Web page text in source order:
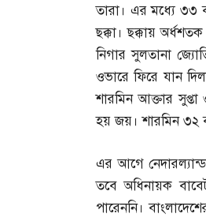
তারা। এর মধ্যে ৩৩
ছক্কা। ছক্কায়
নিগার সুলতানা
ওভারে ফিরে যান
শারমিন আক্তার সুপ্তা
হয় জয়। শারমিন ৩২
এর আগে
তবে অধিনায়ক
পারেননি।